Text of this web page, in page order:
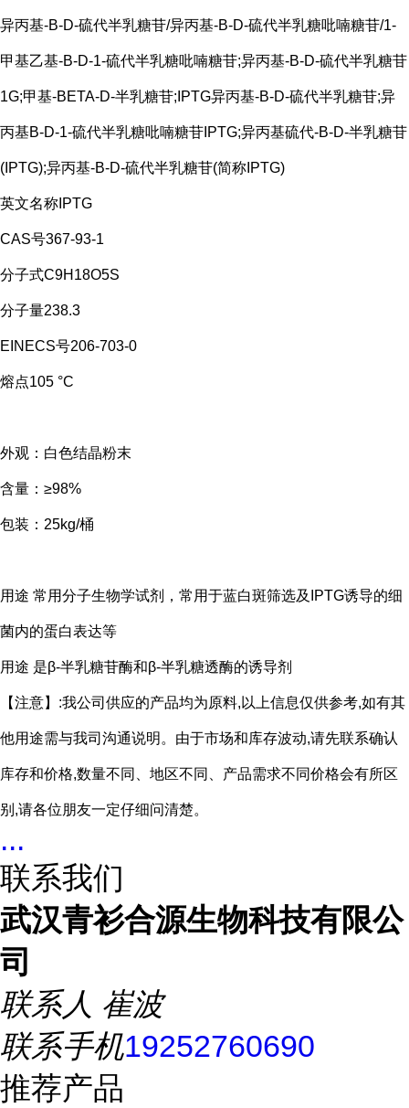
异丙基-Β-D-硫代半乳糖苷/异丙基-Β-D-硫代半乳糖吡喃糖苷/1-
甲基乙基-Β-D-1-硫代半乳糖吡喃糖苷;异丙基-B-D-硫代半乳糖苷
1G;甲基-BETA-D-半乳糖苷;IPTG异丙基-Β-D-硫代半乳糖苷;异
丙基Β-D-1-硫代半乳糖吡喃糖苷IPTG;异丙基硫代-Β-D-半乳糖苷
(IPTG);异丙基-Β-D-硫代半乳糖苷(简称IPTG)
英文名称IPTG
CAS号367-93-1
分子式C9H18O5S
分子量238.3
EINECS号206-703-0
熔点105 °C
外观：白色结晶粉末
含量：≥98%
包装：25kg/桶
用途 常用分子生物学试剂，常用于蓝白斑筛选及IPTG诱导的细
菌内的蛋白表达等
用途 是β-半乳糖苷酶和β-半乳糖透酶的诱导剂
【注意】:我公司供应的产品均为原料,以上信息仅供参考,如有其
他用途需与我司沟通说明。由于市场和库存波动,请先联系确认
库存和价格,数量不同、地区不同、产品需求不同价格会有所区
别,请各位朋友一定仔细问清楚。
...
联系我们
武汉青衫合源生物科技有限公
司
联系人 崔波
联系手机19252760690
推荐产品